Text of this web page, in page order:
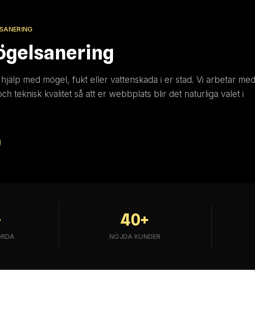
med mögel, fukt eller vattenskada i er stad. Vi arbetar med
teknisk kvalitet så att er webbplats blir det naturliga valet i
40+
NÖJDA KUNDER